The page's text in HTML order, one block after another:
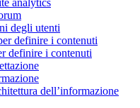
degli utenti
definire i contenuti
definire i contenuti
dell’informazione